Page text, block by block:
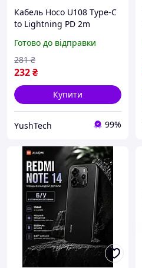
Кабель Hoco U108 Type-C
to Lightning PD 2m
Готово до відправки
232₴
281 ₴
Купити
YushTech 99%